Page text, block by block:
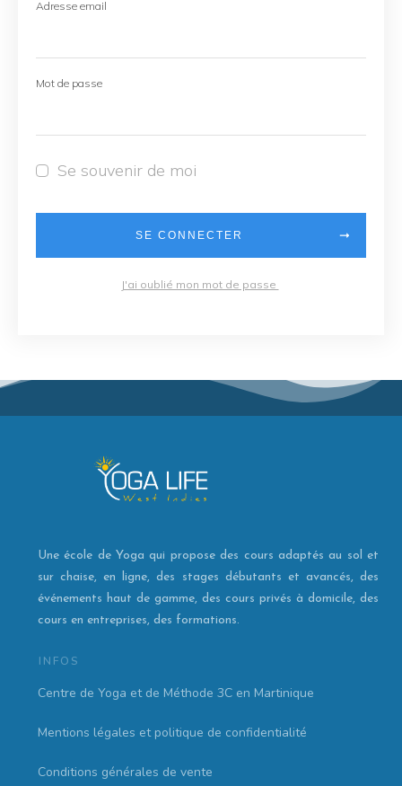
Adresse email
Mot de passe
Se souvenir de moi
SE CONNECTER
J'ai oublié mon mot de passe
Une école de Yoga qui propose des cours adaptés au sol et
sur chaise, en ligne, des stages débutants et avancés, des
événements haut de gamme, des cours privés à domicile, des
cours en entreprises, des formations.
INFOS
Centre de Yoga et de Méthode 3C en Martinique
Mentions légales et politique de confidentialité
Conditions générales de vente